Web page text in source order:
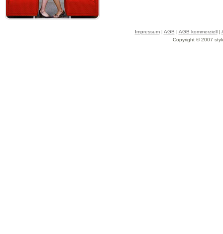
Impressum| AGB | AGB kommerziell|
Copyright © 2007